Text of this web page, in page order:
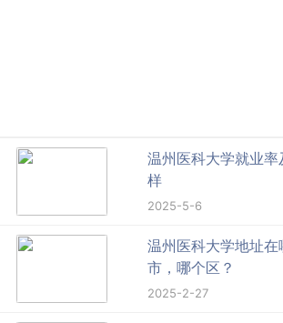
温州医科大学就业
样
2025-5-6
温州医科大学地址
市，哪个区？
2025-2-27